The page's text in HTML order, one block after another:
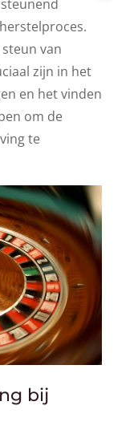
van
zijn in het
en het vinden
om de
te
bij